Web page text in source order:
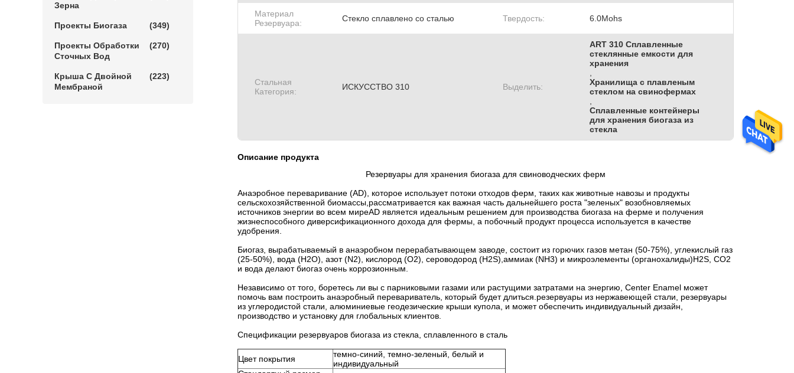
Зерна
Проекты Биогаза (349)
Проекты Обработки
Сточных Вод
(270)
Крыша С Двойной
Мембраной
(223)
Материал
Резервуара:
Стекло сплавлено со сталью Твердость: 6.0Mohs
Стальная
Категория:
ИСКУССТВО 310 Выделить:
ART 310 Сплавленные
стеклянные емкости для
хранения
Хранилища с плавленым
стеклом на свинофермах
Сплавленные контейнеры
для хранения биогаза из
стекла
Описание продукта
Резервуары для хранения биогаза для свиноводческих ферм
Анаэробное переваривание (AD), которое использует потоки отходов ферм, таких как животные навозы и продукты
сельскохозяйственной биомассы,рассматривается как важная часть дальнейшего роста "зеленых" возобновляемых
источников энергии во всем миреAD является идеальным решением для производства биогаза на ферме и получения
жизнеспособного диверсификационного дохода для фермы, а побочный продукт процесса используется в качестве
удобрения.
Биогаз, вырабатываемый в анаэробном перерабатывающем заводе, состоит из горючих газов метан (50-75%), углекислый газ
(25-50%), вода (H2O), азот (N2), кислород (O2), сероводород (H2S),аммиак (NH3) и микроэлементы (органохалиды)H2S, CO2
и вода делают биогаз очень коррозионным.
Независимо от того, боретесь ли вы с парниковыми газами или растущими затратами на энергию, Center Enamel может
помочь вам построить анаэробный перевариватель, который будет длиться.резервуары из нержавеющей стали, резервуары
из углеродистой стали, алюминиевые геодезические крыши купола, и может обеспечить индивидуальный дизайн,
производство и установку для глобальных клиентов.
Спецификации резервуаров биогаза из стекла, сплавленного в сталь
Цвет покрытия
темно-синий, темно-зеленый, белый и
индивидуальный